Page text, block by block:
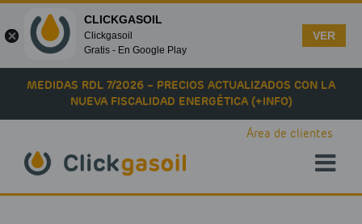
Skip to main content
MEDIDAS RDL 7/2026 – PRECIOS ACTUALIZADOS CON LA
NUEVA FISCALIDAD ENERGÉTICA (+INFO)
Área de clientes
CLICKGASOIL
Clickgasoil
Gratis - En Google Play
VER